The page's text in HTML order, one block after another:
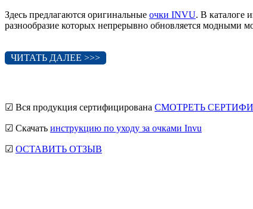
Здесь предлагаются оригинальные очки INVU. В каталоге
разнообразие которых непрерывно обновляется модными
ЧИТАТЬ ДАЛЕЕ >>>
☑ Вся продукция сертифицирована СМОТРЕТЬ
☑ Скачать инструкцию по уходу за очками Invu
☑ ОСТАВИТЬ ОТЗЫВ